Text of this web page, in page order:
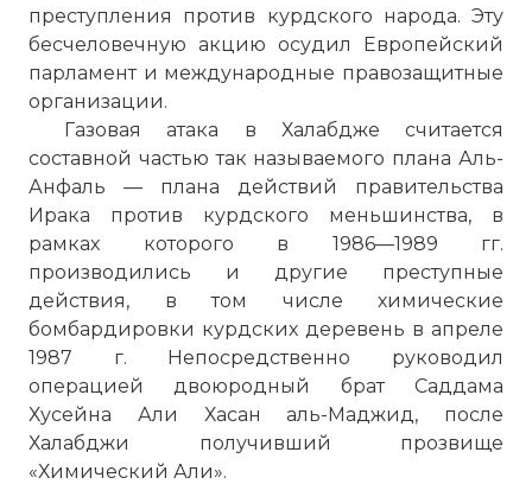
преступления против курдского народа. Эту
бесчеловечную акцию осудил Европейский
парламент и международные правозащитные
организации.
Газовая атака в Халабдже считается
составной частью так называемого плана Аль-
Анфаль — плана действий правительства
Ирака против курдского меньшинства, в
рамках которого в 1986—1989 гг.
производились и другие преступные
действия, в том числе химические
бомбардировки курдских деревень в апреле
1987 г. Непосредственно руководил
операцией двоюродный брат Саддама
Хусейна Али Хасан аль-Маджид, после
Халабджи получивший прозвище
«Химический Али».
☓